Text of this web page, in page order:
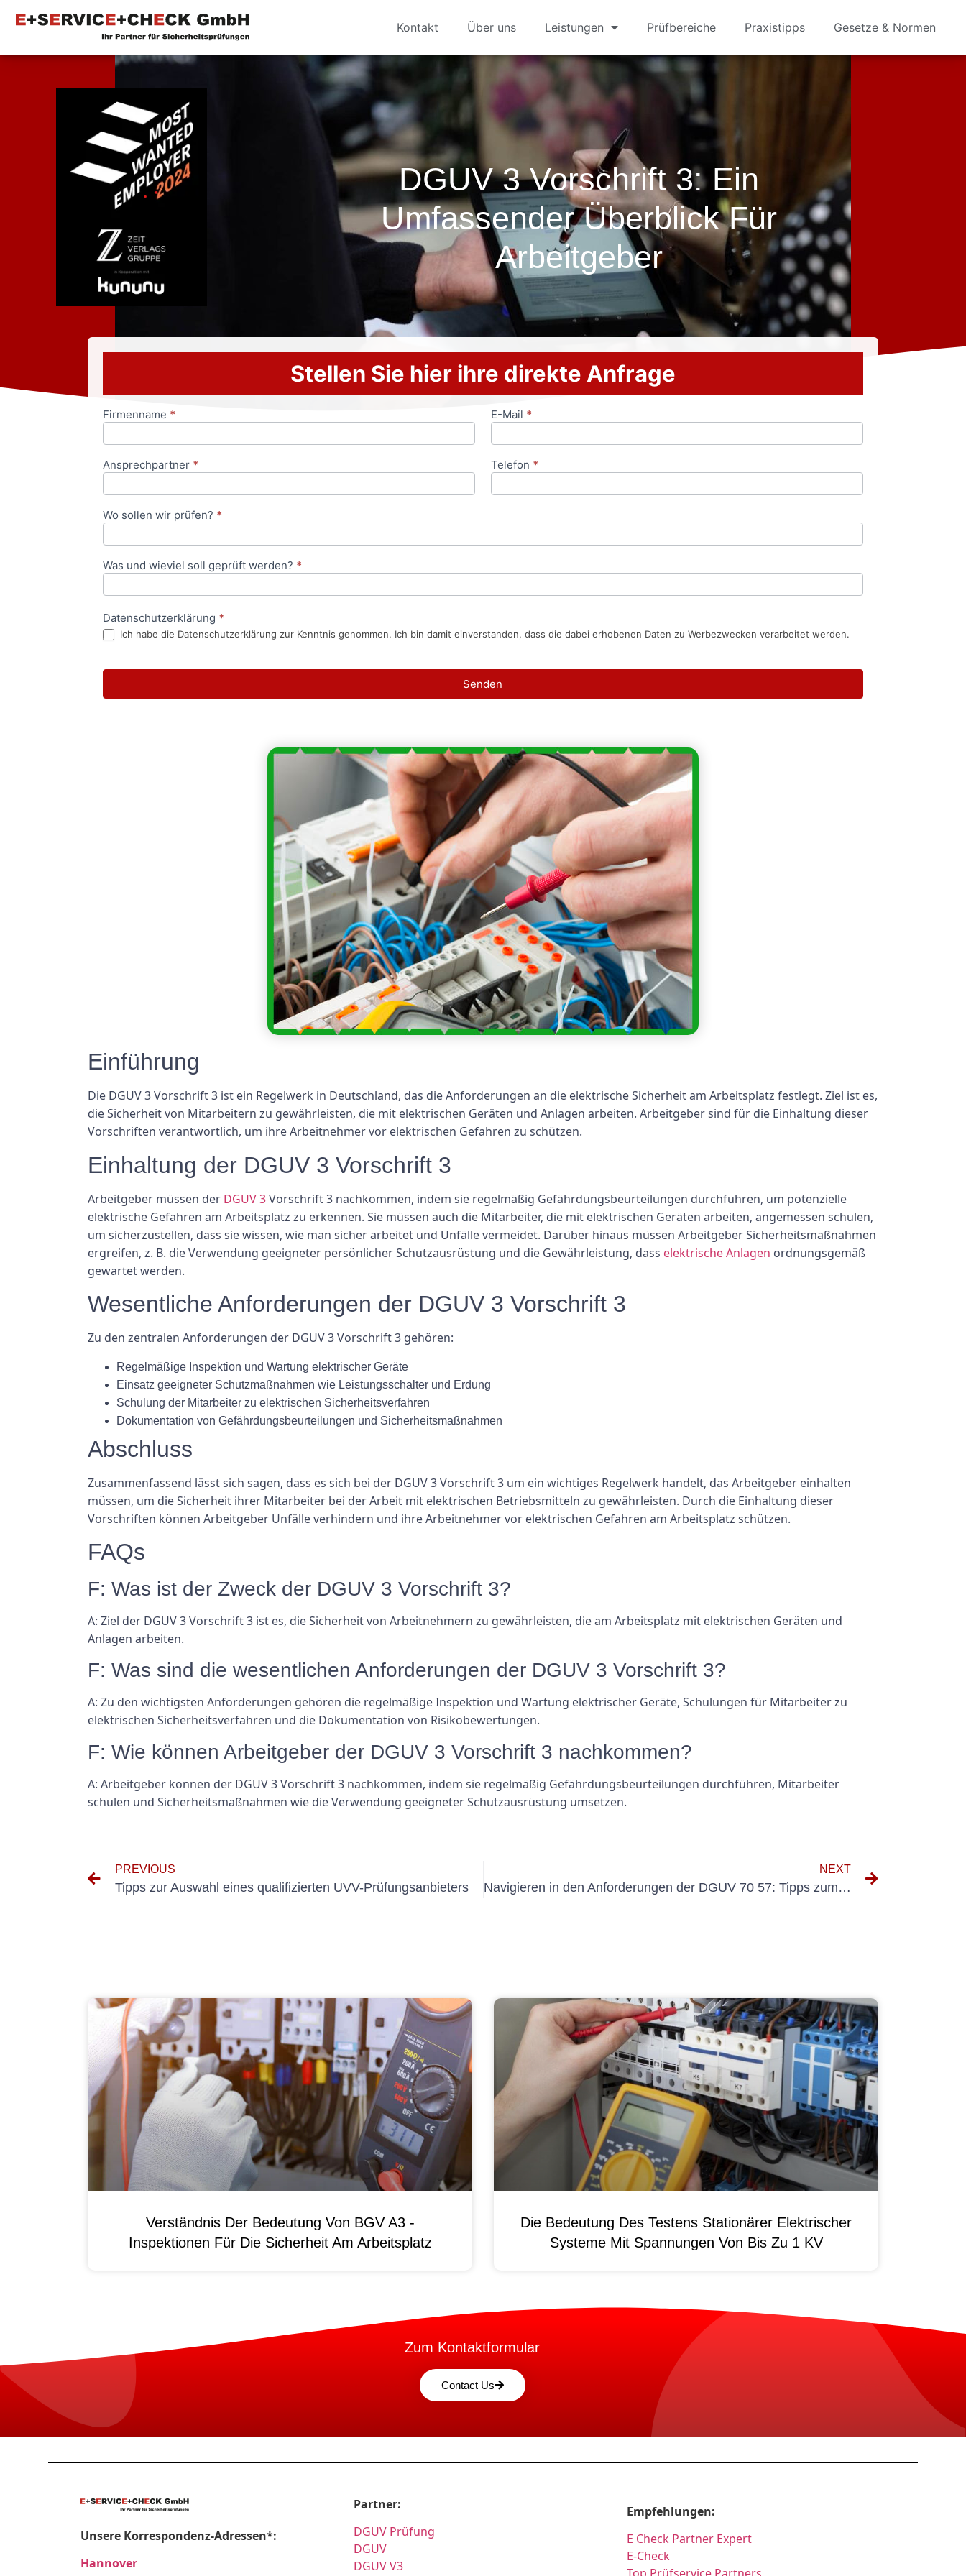
Kontakt Über uns Leistungen Prüfbereiche Praxistipps Gesetze & Normen
DGUV 3 Vorschrift 3: Ein
Umfassender Überblick Für
Arbeitgeber
Stellen Sie hier ihre direkte Anfrage
Anfrageformular
Firmenname * E-Mail *
Ansprechpartner * Telefon *
Wo sollen wir prüfen? *
Was und wieviel soll geprüft werden? *
Datenschutzerklärung *
Ich habe die Datenschutzerklärung zur Kenntnis genommen. Ich bin damit einverstanden, dass die dabei erhobenen Daten zu Werbezwecken verarbeitet werden.
Senden
Einführung
Die DGUV 3 Vorschrift 3 ist ein Regelwerk in Deutschland, das die Anforderungen an die elektrische Sicherheit am Arbeitsplatz festlegt. Ziel ist es,
die Sicherheit von Mitarbeitern zu gewährleisten, die mit elektrischen Geräten und Anlagen arbeiten. Arbeitgeber sind für die Einhaltung dieser
Vorschriften verantwortlich, um ihre Arbeitnehmer vor elektrischen Gefahren zu schützen.
Einhaltung der DGUV 3 Vorschrift 3
Arbeitgeber müssen der DGUV 3Vorschrift 3 nachkommen, indem sie regelmäßig Gefährdungsbeurteilungen durchführen, um potenzielle
elektrische Gefahren am Arbeitsplatz zu erkennen. Sie müssen auch die Mitarbeiter, die mit elektrischen Geräten arbeiten, angemessen schulen,
um sicherzustellen, dass sie wissen, wie man sicher arbeitet und Unfälle vermeidet. Darüber hinaus müssen Arbeitgeber Sicherheitsmaßnahmen
ergreifen, z. B. die Verwendung geeigneter persönlicher Schutzausrüstung und die Gewährleistung, dass elektrische Anlagen ordnungsgemäß
gewartet werden.
Wesentliche Anforderungen der DGUV 3 Vorschrift 3
Zu den zentralen Anforderungen der DGUV 3 Vorschrift 3 gehören:
Regelmäßige Inspektion und Wartung elektrischer Geräte
Einsatz geeigneter Schutzmaßnahmen wie Leistungsschalter und Erdung
Schulung der Mitarbeiter zu elektrischen Sicherheitsverfahren
Dokumentation von Gefährdungsbeurteilungen und Sicherheitsmaßnahmen
Abschluss
Zusammenfassend lässt sich sagen, dass es sich bei der DGUV 3 Vorschrift 3 um ein wichtiges Regelwerk handelt, das Arbeitgeber einhalten
müssen, um die Sicherheit ihrer Mitarbeiter bei der Arbeit mit elektrischen Betriebsmitteln zu gewährleisten. Durch die Einhaltung dieser
Vorschriften können Arbeitgeber Unfälle verhindern und ihre Arbeitnehmer vor elektrischen Gefahren am Arbeitsplatz schützen.
FAQs
F: Was ist der Zweck der DGUV 3 Vorschrift 3?
A: Ziel der DGUV 3 Vorschrift 3 ist es, die Sicherheit von Arbeitnehmern zu gewährleisten, die am Arbeitsplatz mit elektrischen Geräten und
Anlagen arbeiten.
F: Was sind die wesentlichen Anforderungen der DGUV 3 Vorschrift 3?
A: Zu den wichtigsten Anforderungen gehören die regelmäßige Inspektion und Wartung elektrischer Geräte, Schulungen für Mitarbeiter zu
elektrischen Sicherheitsverfahren und die Dokumentation von Risikobewertungen.
F: Wie können Arbeitgeber der DGUV 3 Vorschrift 3 nachkommen?
A: Arbeitgeber können der DGUV 3 Vorschrift 3 nachkommen, indem sie regelmäßig Gefährdungsbeurteilungen durchführen, Mitarbeiter
schulen und Sicherheitsmaßnahmen wie die Verwendung geeigneter Schutzausrüstung umsetzen.
PREVIOUS
Tipps zur Auswahl eines qualifizierten UVV-Prüfungsanbieters
NEXT
Navigieren in den Anforderungen der DGUV 70 57: Tipps zum Erfolg
Verständnis Der Bedeutung Von BGV A3 -
Inspektionen Für Die Sicherheit Am Arbeitsplatz
Die Bedeutung Des Testens Stationärer Elektrischer
Systeme Mit Spannungen Von Bis Zu 1 KV
Zum Kontaktformular
Contact Us
Unsere Korrespondenz-Adressen*:
Hannover
Partner:
DGUV Prüfung
DGUV
DGUV V3
Empfehlungen:
E Check Partner Expert
E-Check